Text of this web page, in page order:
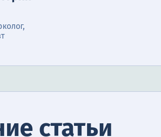
статьи